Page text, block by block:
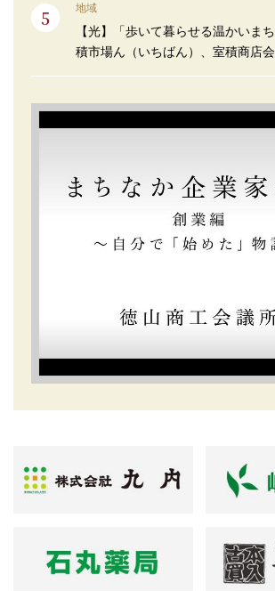
地域
【光】「歩いて暮らせる温かいま
積市場ん（いちばん）、室積商店